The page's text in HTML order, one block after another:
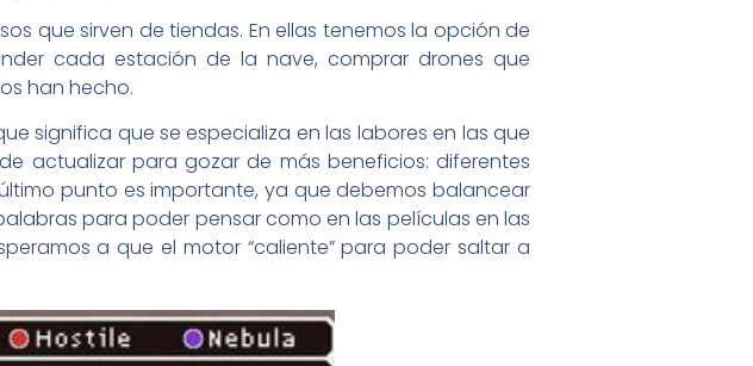
que sirven de tiendas. En ellas tenemos la opción de
cada estación de la nave, comprar drones que
han hecho.
significa que se especializa en las labores en las que
actualizar para gozar de más beneficios: diferentes
punto es importante, ya que debemos balancear
para poder pensar como en las películas en las
a que el motor “caliente” para poder saltar a